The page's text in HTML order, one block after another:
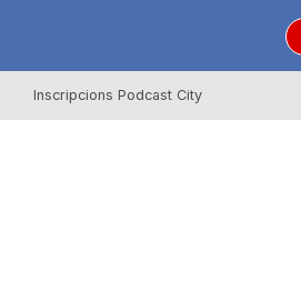
Inscripcions Podcast City